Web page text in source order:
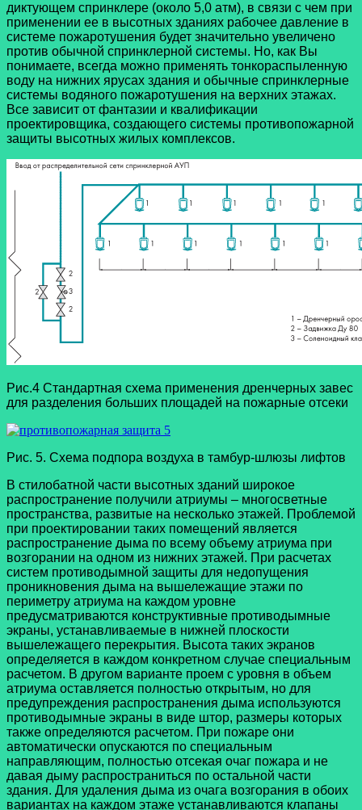
диктующем спринклере (около 5,0 атм), в связи с чем при
применении ее в высотных зданиях рабочее давление в
системе пожаротушения будет значительно увеличено
против обычной спринклерной системы. Но, как Вы
понимаете, всегда можно применять тонкораспыленную
воду на нижних ярусах здания и обычные спринклерные
системы водяного пожаротушения на верхних этажах.
Все зависит от фантазии и квалификации
проектировщика, создающего системы противопожарной
защиты высотных жилых комплексов.
Рис.4 Стандартная схема применения дренчерных завес
для разделения больших площадей на пожарные отсеки
Рис. 5. Схема подпора воздуха в тамбур-шлюзы лифтов
В стилобатной части высотных зданий широкое
распространение получили атриумы – многосветные
пространства, развитые на несколько этажей. Проблемой
при проектировании таких помещений является
распространение дыма по всему объему атриума при
возгорании на одном из нижних этажей. При расчетах
систем противодымной защиты для недопущения
проникновения дыма на вышележащие этажи по
периметру атриума на каждом уровне
предусматриваются конструктивные противодымные
экраны, устанавливаемые в нижней плоскости
вышележащего перекрытия. Высота таких экранов
определяется в каждом конкретном случае специальным
расчетом. В другом варианте проем с уровня в объем
атриума оставляется полностью открытым, но для
предупреждения распространения дыма используются
противодымные экраны в виде штор, размеры которых
также определяются расчетом. При пожаре они
автоматически опускаются по специальным
направляющим, полностью отсекая очаг пожара и не
давая дыму распространиться по остальной части
здания. Для удаления дыма из очага возгорания в обоих
вариантах на каждом этаже устанавливаются клапаны